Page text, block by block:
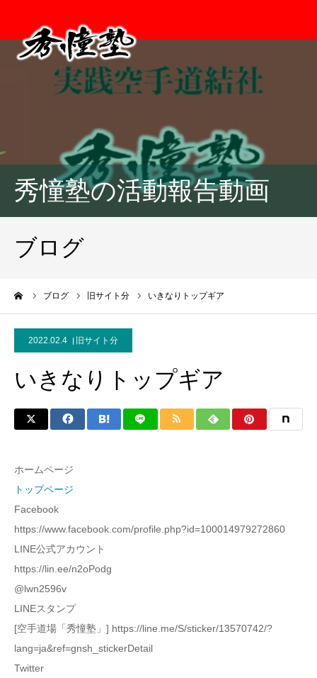
秀憧塾の活動報告動画
ブログ
ブログ 旧サイト分 いきなりトップギア
2022.02.4 旧サイト分
いきなりトップギア
ホームページ
トップページ
Facebook
https://www.facebook.com/profile.php?id=100014979272860
LINE公式アカウント
https://lin.ee/n2oPodg
@lwn2596v
LINEスタンプ
[空手道場「秀憧塾」] https://line.me/S/sticker/13570742/?
lang=ja&ref=gnsh_stickerDetail
Twitter